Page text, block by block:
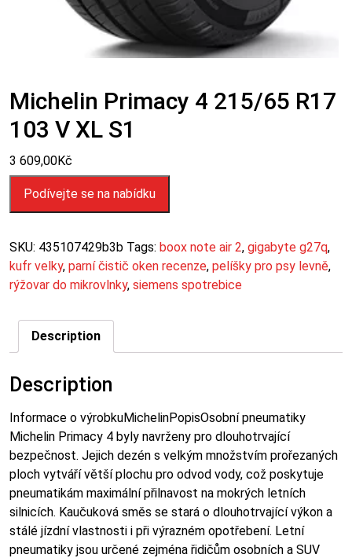
Michelin Primacy 4 215/65 R17
103 V XL S1
3 609,00Kč
Podívejte se na nabídku
SKU: 435107429b3b Tags: boox note air 2, gigabyte g27q,
kufr velky, parní čistič oken recenze, pelíšky pro psy levně,
rýžovar do mikrovlnky, siemens spotrebice
Description
Description
Informace o výrobkuMichelinPopisOsobní pneumatiky
Michelin Primacy 4 byly navrženy pro dlouhotrvající
bezpečnost. Jejich dezén s velkým množstvím prořezaných
ploch vytváří větší plochu pro odvod vody, což poskytuje
pneumatikám maximální přilnavost na mokrých letních
silnicích. Kaučuková směs se stará o dlouhotrvající výkon a
stálé jízdní vlastnosti i při výrazném opotřebení. Letní
pneumatiky jsou určené zejména řidičům osobních a SUV